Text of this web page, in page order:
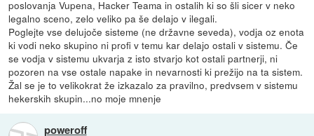
poslovanja Vupena, Hacker Teama in ostalih ki so šli sicer v neko
legalno sceno, zelo veliko pa še delajo v ilegali.
Poglejte vse delujoče sisteme (ne državne seveda), vodja oz enota
ki vodi neko skupino ni profi v temu kar delajo ostali v sistemu. Če
se vodja v sistemu ukvarja z isto stvarjo kot ostali partnerji, ni
pozoren na vse ostale napake in nevarnosti ki prežijo na ta sistem.
Žal se je to velikokrat že izkazalo za pravilno, predvsem v sistemu
hekerskih skupin...no moje mnenje
poweroff